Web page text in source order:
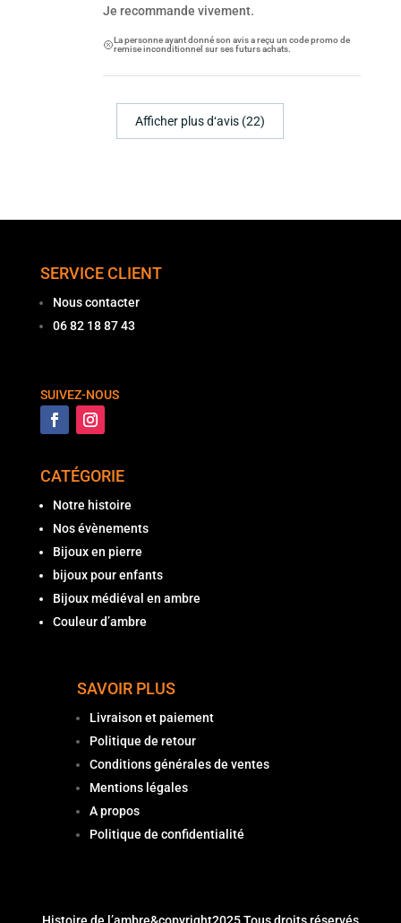
Je recommande vivement.
La personne ayant donné son avis a reçu un code promo de
remise inconditionnel sur ses futurs achats.
Afficher plus d‘avis (22)
SERVICE CLIENT
Nous contacter
06 82 18 87 43
SUIVEZ-NOUS
CATÉGORIE
Notre histoire
Nos évènements
Bijoux en pierre
bijoux pour enfants
Bijoux médiéval en ambre
Couleur d’ambre
SAVOIR PLUS
Livraison et paiement
Politique de retour
Conditions générales de ventes
Mentions légales
A propos
Politique de confidentialité